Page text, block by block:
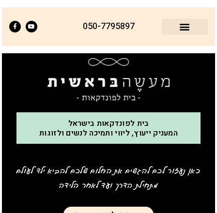
050-7795897
בית לפונדקאות בישראל
המעניק ייעוץ, ליווי ותמיכה לנשים ולזוגות
כאן נעזור לכם להגשים את החלום שלכם להביא ילד לעולם
מתחילת הדרך ועד לאחר הלידה